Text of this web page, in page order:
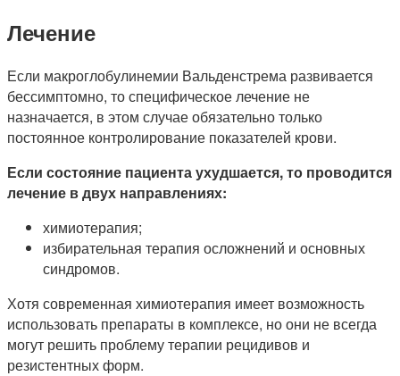
Лечение
Если макроглобулинемии Вальденстрема развивается
бессимптомно, то специфическое лечение не
назначается, в этом случае обязательно только
постоянное контролирование показателей крови.
Если состояние пациента ухудшается, то проводится
лечение в двух направлениях:
химиотерапия;
избирательная терапия осложнений и основных
синдромов.
Хотя современная химиотерапия имеет возможность
использовать препараты в комплексе, но они не всегда
могут решить проблему терапии рецидивов и
резистентных форм.